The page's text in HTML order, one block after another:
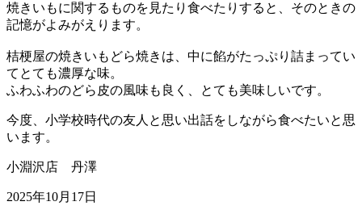
焼きいもに関するものを見たり食べたりすると、そのときの
記憶がよみがえります。
桔梗屋の焼きいもどら焼きは、中に餡がたっぷり詰まってい
てとても濃厚な味。
ふわふわのどら皮の風味も良く、とても美味しいです。
今度、小学校時代の友人と思い出話をしながら食べたいと思
います。
小淵沢店 丹澤
2025年10月17日